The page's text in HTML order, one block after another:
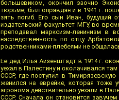
большевиком, окончил заочно
тюрьме, был оправдан и в 1941 г.
зять погиб. Его сын Иван, будущий
издательский факультет МГУ, во
преподавал марксизм-ленинизм в
наследственность по отцу
родственниками-плебеями не
Ее дед Илья Айзенштадт в 1914 г.
уехал в Палестину и околачивался
СССР, где поступил в
женился на еврейке, которая тоже
агронома действительно уехали в
СССР. Сначала он становится